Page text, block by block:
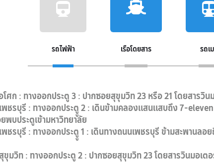
รถไฟฟ้า เรือโดยสาร รถเ
ศก : ทางออกประตู 3 : ปากซอยสุขุมวิท 23 หรือ 21 โดยสารวิน
พชรบุรี : ทางออกประตูู 2 : เดินข้ามคลองแสนแสบถึง 7-
ตูเข้ามหาวิทยาลัย
ชรบุรี : ทางออกประตูู 1 : เดินทางถนนเพชรบุรี ข้ามสะพานล
มวิท : ทางออกประตู 2 : ปากซอยสุขุมวิท 23 โดยสารวินมอเตอ